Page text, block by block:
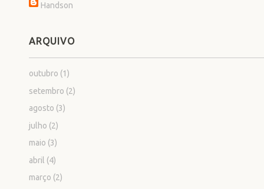
Handson
ARQUIVO
outubro (1)
setembro (2)
agosto (3)
julho (2)
maio (3)
abril (4)
março (2)